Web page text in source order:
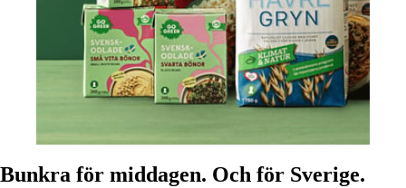
Bunkra för middagen. Och för Sverige.